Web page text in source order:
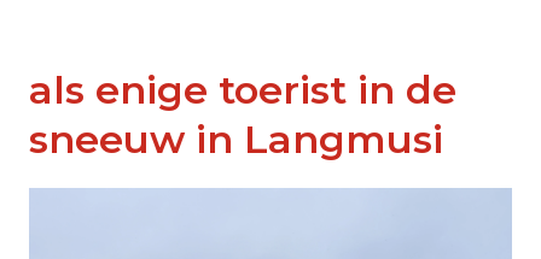
als enige toerist in de
sneeuw in Langmusi